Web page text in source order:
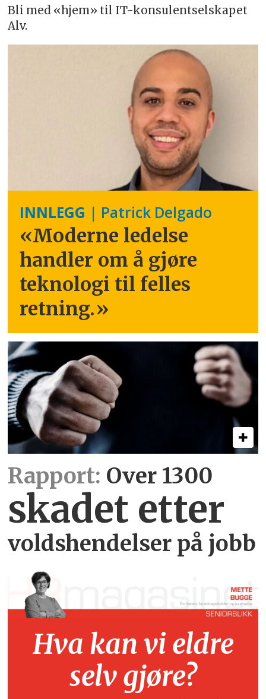
Bli med «hjem» til IT-konsulentselskapet
Alv.
INNLEGG | Patrick Delgado
«Moderne ledelse
handler om å gjøre
teknologi til felles
retning.»
Rapport: Over 1300
skadet etter
voldshendelser på jobb
Hva kan vi eldre
selv gjøre?